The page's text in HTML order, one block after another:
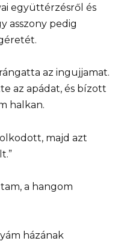
együttérzésről és
asszony pedig
az ingujjamat.
az apádat, és bízott
halkan.
majd azt
a hangom
házának